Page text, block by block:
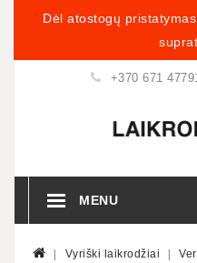
Dėl atostogų
+370 671
MENU
Vyriški laikrodžiai